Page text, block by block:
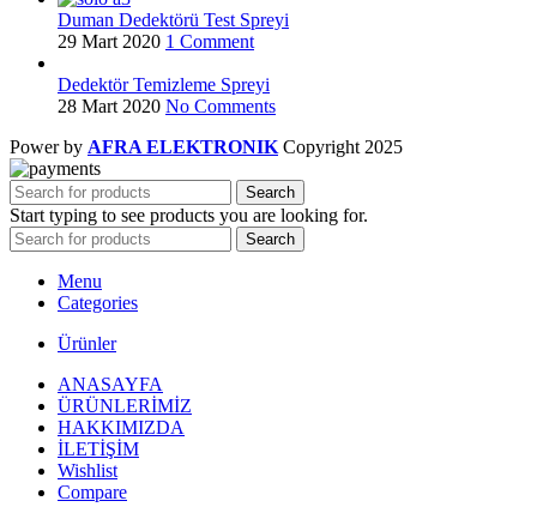
Duman Dedektörü Test Spreyi
29 Mart 2020 1 Comment
Dedektör Temizleme Spreyi
28 Mart 2020 No Comments
Power by AFRA ELEKTRONIK Copyright 2025
Search
Start typing to see products you are looking for.
Search
Menu
Categories
Ürünler
ANASAYFA
ÜRÜNLERİMİZ
HAKKIMIZDA
İLETİŞİM
Wishlist
Compare